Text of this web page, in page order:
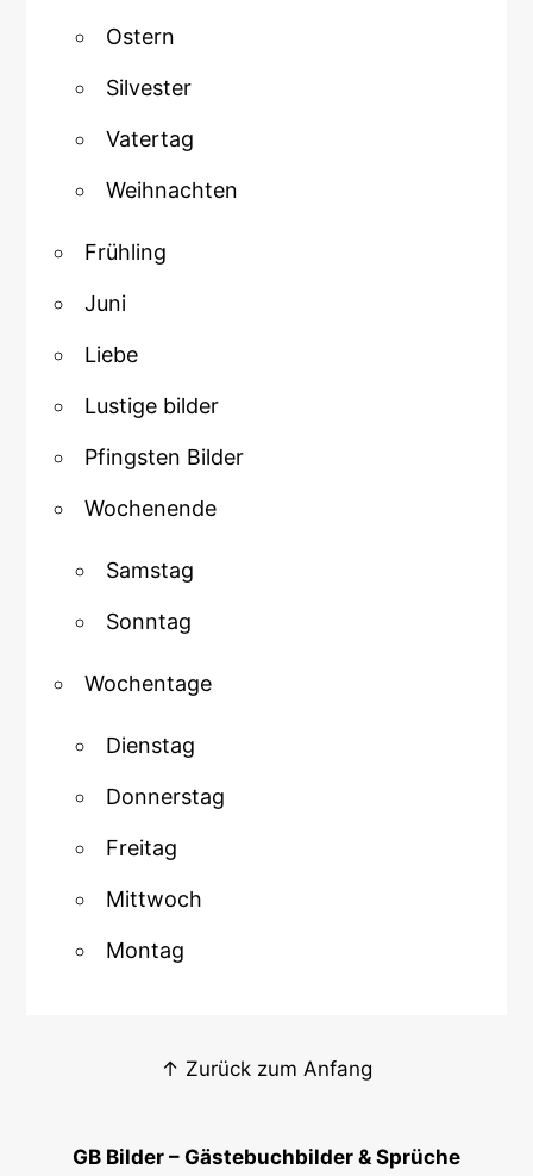
Ostern
Silvester
Vatertag
Weihnachten
Frühling
Juni
Liebe
Lustige bilder
Pfingsten Bilder
Wochenende
Samstag
Sonntag
Wochentage
Dienstag
Donnerstag
Freitag
Mittwoch
Montag
↑ Zurück zum Anfang
GB Bilder – Gästebuchbilder & Sprüche